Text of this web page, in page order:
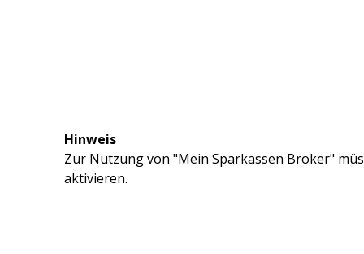
Hinweis
Zur Nutzung von "Mein Sparkassen Broker"
aktivieren.